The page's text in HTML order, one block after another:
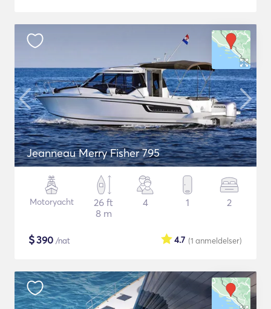
Jeanneau Merry Fisher 795
Motoryacht
26 ft
8 m
4 1 2
$390 /nat (1 anmeldelser)
4.7